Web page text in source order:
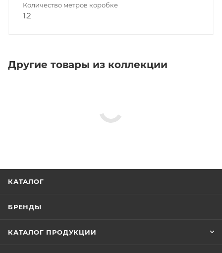
Количество метров коробке
1.2
Другие товары из коллекции
КАТАЛОГ
БРЕНДЫ
КАТАЛОГ ПРОДУКЦИИ